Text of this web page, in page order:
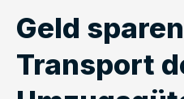
Geld
Transport